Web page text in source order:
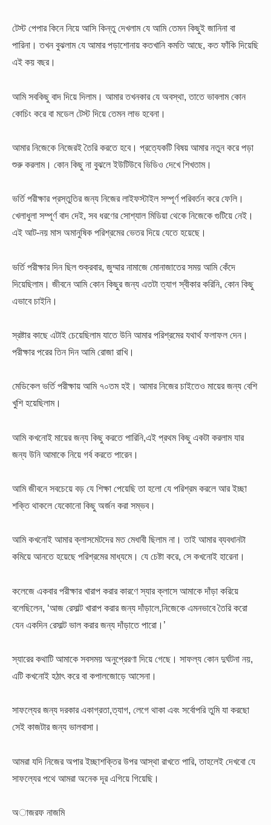
টেস্ট পেপার কিনে নিয়ে আসি কিন্তু দেখলাম যে আমি তেমন কিছুই জানিনা বা
পারিনা। তখন বুঝলাম যে আমার পড়াশোনায় কতখানি কমতি আছে, কত ফাঁকি দিয়েছি
এই কয় বছর।
আমি সবকিছু বাদ দিয়ে দিলাম। আমার তখনকার যে অবস্থা, তাতে ভাবলাম কোন
কোচিং করে বা মডেল টেস্ট দিয়ে তেমন লাভ হবেনা।
আমার নিজেকে নিজেরই তৈরি করতে হবে। প্রত্যেকটি বিষয় আমার নতুন করে পড়া
শুরু করলাম। কোন কিছু না বুঝলে ইউটিউবে ভিডিও দেখে শিখতাম।
ভর্তি পরীক্ষার প্রস্তুতির জন্য নিজের লাইফস্টাইল সম্পূর্ণ পরিবর্তন করে ফেলি।
খেলাধুলা সম্পূর্ণ বাদ দেই, সব ধরণের সোশ্যাল মিডিয়া থেকে নিজেকে গুটিয়ে নেই।
এই আট-নয় মাস অমানুষিক পরিশ্রমের ভেতর দিয়ে যেতে হয়েছে।
ভর্তি পরীক্ষার দিন ছিল শুক্রবার, জুম্মার নামাজে মোনাজাতের সময় আমি কেঁদে
দিয়েছিলাম। জীবনে আমি কোন কিছুর জন্য এতটা ত্যাগ স্বীকার করিনি, কোন কিছু
এভাবে চাইনি।
স্রষ্টার কাছে এটাই চেয়েছিলাম যাতে উনি আমার পরিশ্রমের যথার্থ ফলাফল দেন।
পরীক্ষার পরের তিন দিন আমি রোজা রাখি।
মেডিকেল ভর্তি পরীক্ষায় আমি ৭০তম হই। আমার নিজের চাইতেও মায়ের জন্য বেশি
খুশি হয়েছিলাম।
আমি কখনোই মায়ের জন্য কিছু করতে পারিনি,এই প্রথম কিছু একটা করলাম যার
জন্য উনি আমাকে নিয়ে গর্ব করতে পারেন।
আমি জীবনে সবচেয়ে বড় যে শিক্ষা পেয়েছি তা হলো যে পরিশ্রম করলে আর ইচ্ছা
শক্তি থাকলে যেকোনো কিছু অর্জন করা সম্ভব।
আমি কখনোই আমার ক্লাসমেটদের মত মেধাবী ছিলাম না। তাই আমার ব্যবধানটা
কমিয়ে আনতে হয়েছে পরিশ্রমের মাধ্যমে। যে চেষ্টা করে, সে কখনোই হারেনা।
কলেজে একবার পরীক্ষার খারাপ করার কারণে স্যার ক্লাসে আমাকে দাঁড়া করিয়ে
বলেছিলেন, ‘আজ রেসাল্ট খারাপ করার জন্য দাঁড়ালে,নিজেকে এমনভাবে তৈরি করো
যেন একদিন রেসাল্ট ভাল করার জন্য দাঁড়াতে পারো।’
স্যারের কথাটি আমাকে সবসময় অনুপ্রেরণা দিয়ে গেছে। সাফল্য কোন দুর্ঘটনা নয়,
এটি কখনোই হঠাৎ করে বা কপালজোড়ে আসেনা।
সাফল্যের জন্য দরকার একাগ্রতা,ত্যাগ, লেগে থাকা এবং সর্বোপরি তুমি যা করছো
সেই কাজটার জন্য ভালবাসা।
আমরা যদি নিজের অপার ইচ্ছাশক্তির উপর আস্থা রাখতে পারি, তাহলেই দেখবো যে
সাফল্যের পথে আমরা অনেক দূর এগিয়ে গিয়েছি।
অাজরফ নাজমি